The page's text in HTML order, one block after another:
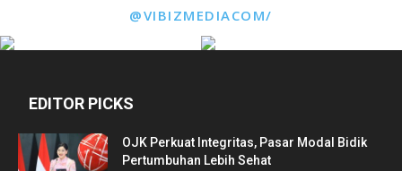
@VIBIZMEDIACOM/
EDITOR PICKS
OJK Perkuat Integritas, Pasar Modal Bidik
Pertumbuhan Lebih Sehat